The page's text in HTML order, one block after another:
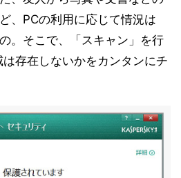
、PCの利用に応じて情況は
。そこで、「スキャン」を行
存在しないかをカンタンにチ